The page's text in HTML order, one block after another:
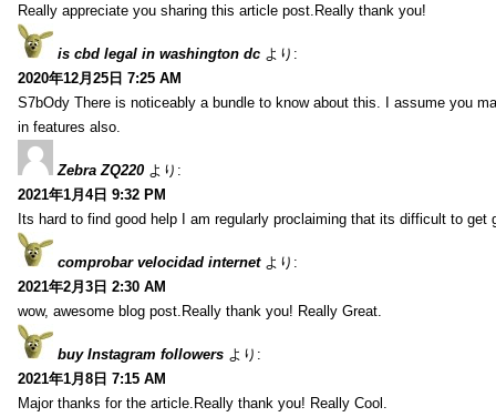
Really appreciate you sharing this article post.Really thank you!
is cbd legal in washington dc より:
2020年12月25日 7:25 AM
S7bOdy There is noticeably a bundle to know about this. I assume you
in features also.
Zebra ZQ220 より:
2021年1月4日 9:32 PM
Its hard to find good help I am regularly proclaiming that its difficult to get
comprobar velocidad internet より:
2021年2月3日 2:30 AM
wow, awesome blog post.Really thank you! Really Great.
buy Instagram followers より:
2021年1月8日 7:15 AM
Major thanks for the article.Really thank you! Really Cool.